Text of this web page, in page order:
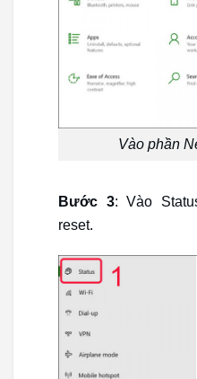
Vào phần
Bước 3: Vào
reset.